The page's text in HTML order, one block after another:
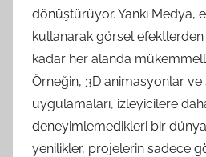
dönüştürüyor. Yankı Medya,
kullanarak görsel efektlerden
kadar her alanda
Örneğin, 3D animasyonlar
uygulamaları, izleyicilere
deneyimlemedikleri bir
yenilikler, projelerin sadece